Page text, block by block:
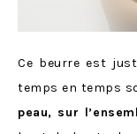
Ce beurre est
temps en temps
peau, sur